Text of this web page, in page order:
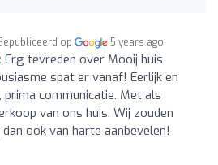
op 5 years ago
Erg tevreden over Mooij huis
spat er vanaf! Eerlijk en
communicatie. Met als
van ons huis. Wij zouden
ook van harte aanbevelen!